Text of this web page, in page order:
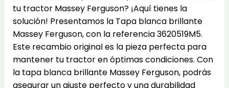
tu tractor Massey Ferguson? ¡Aquí tienes la
solución! Presentamos la Tapa blanca brillante
Massey Ferguson, con la referencia 3620519M5.
Este recambio original es la pieza perfecta para
mantener tu tractor en óptimas condiciones. Con
la tapa blanca brillante Massey Ferguson, podrás
asegurar un ajuste perfecto y una durabilidad